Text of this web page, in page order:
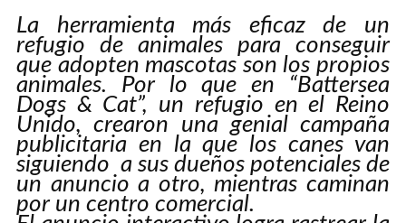
ADD COMMENT
La herramienta más eficaz de un
refugio de animales para conseguir
que adopten mascotas son los propios
animales. Por lo que en “Battersea
Dogs & Cat”, un refugio en el Reino
Unido, crearon una genial campaña
publicitaria en la que los canes van
siguiendo a sus dueños potenciales de
un anuncio a otro, mientras caminan
por un centro comercial.